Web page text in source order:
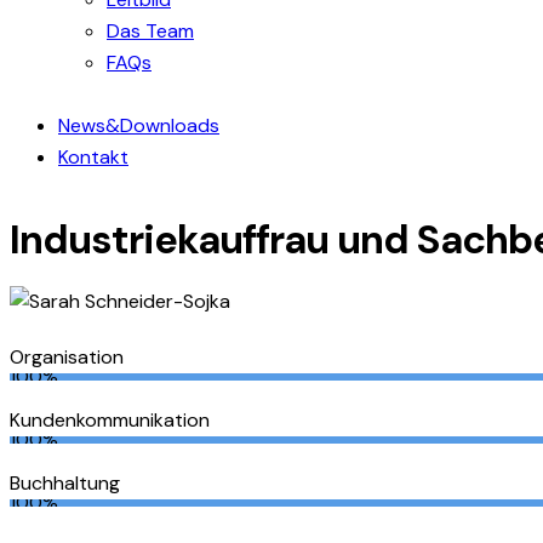
Das Team
FAQs
News&Downloads
Kontakt
Industriekauffrau und
Organisation
100%
Kundenkommunikation
100%
Buchhaltung
100%